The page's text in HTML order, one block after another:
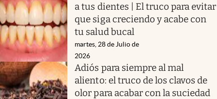
a tus dientes | El truco para evitar
que siga creciendo y acabe con
tu salud bucal
martes, 28 de Julio de
2026
Adiós para siempre al mal
aliento: el truco de los clavos de
olor para acabar con la suciedad